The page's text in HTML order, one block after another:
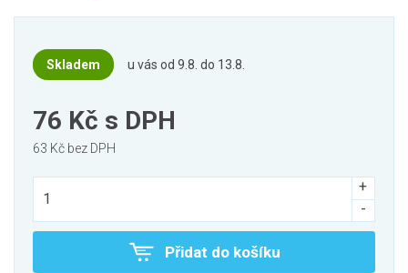
Skladem u vás od 9.8. do 13.8.
76 Kč s DPH
63 Kč bez DPH
Přidat do košíku